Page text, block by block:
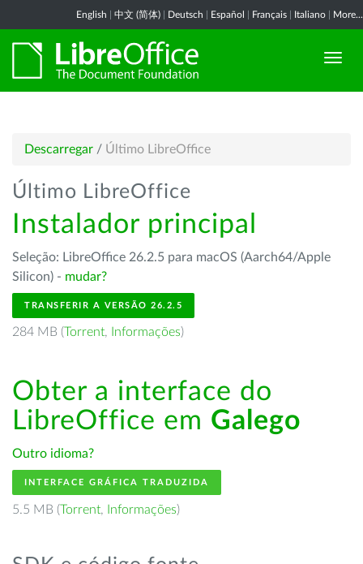
English 中文 (简体) Deutsch Español Français Italiano More...
Descarregar / Último LibreOffice
Último LibreOffice
Instalador principal
Seleção: LibreOffice 26.2.5 para macOS (Aarch64/Apple
Silicon) - mudar?
TRANSFERIR A VERSÃO 26.2.5
284 MB (Torrent, Informações)
Obter a interface do
LibreOffice em Galego
Outro idioma?
INTERFACE GRÁFICA TRADUZIDA
5.5 MB (Torrent, Informações)